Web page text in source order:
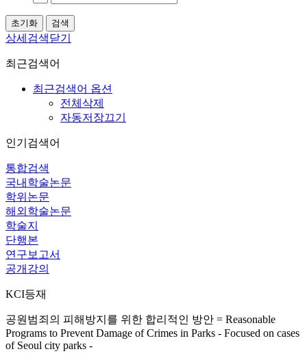
상세검색닫기
최근검색어
최근검색어 옵션
전체삭제
자동저장끄기
인기검색어
통합검색
국내학술논문
학위논문
해외학술논문
학술지
단행본
연구보고서
공개강의
KCI등재
공원범죄의 피해방지를 위한 합리적인 방안 = Reasonable
Programs to Prevent Damage of Crimes in Parks - Focused on cases
of Seoul city parks -